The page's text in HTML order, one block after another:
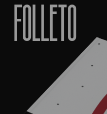
Folleto